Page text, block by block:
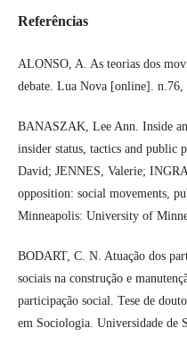
Referências
ALONSO, A. As teorias dos
debate. Lua Nova [online]. n.76,
BANASZAK, Lee Ann. Inside
insider status, tactics and public
David; JENNES, Valerie;
opposition: social movements,
Minneapolis: University of
BODART, C. N. Atuação dos
sociais na construção e
participação social. Tese de
em Sociologia. Universidade de